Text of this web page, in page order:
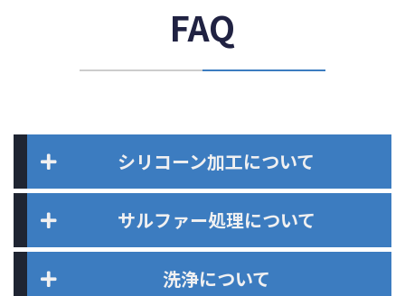
FAQ
シリコーン加工について
サルファー処理について
洗浄について